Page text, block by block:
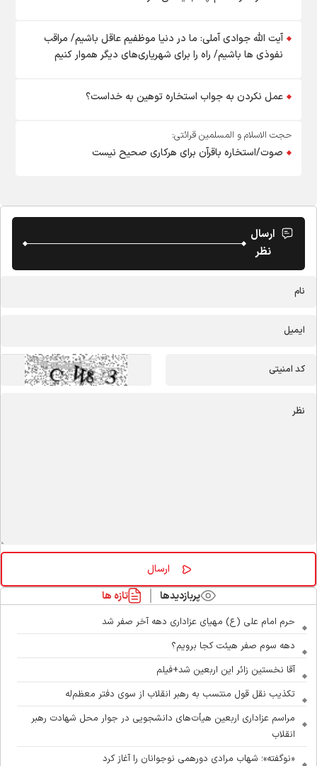
آیت الله جوادی آملی: ما در دنیا موظفیم عاقل باشیم/ مراقب
نفوذی ها باشیم/ راه را برای شهریاری‌های دیگر هموار کنیم
عمل نکردن به جواب استخاره توهین به خداست؟
حجت الاسلام و المسلمین قرائتی:
صوت/استخاره باقرآن برای هرکاری صحیح نیست
ارسال
نظر
پربازدیدها تازه ها
حرم امام علی (ع) مهیای عزاداری دهه آخر صفر شد
دهه سوم صفر هیئت کجا برویم؟
آقا نخستین زائر این اربعین شد+فیلم
تکذیب نقل قول منتسب به رهبر انقلاب از سوی دفتر معظم‌له
مراسم عزاداری اربعین هیأت‌های دانشجویی در جوار محل شهادت رهبر
انقلاب
«نوگفته»؛ شهاب مرادی دورهمی نوجوانان را آغاز کرد